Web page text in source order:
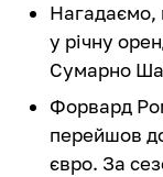
Нагадаємо,
у річну
Сумарно
Форвард
перейшов
євро. За